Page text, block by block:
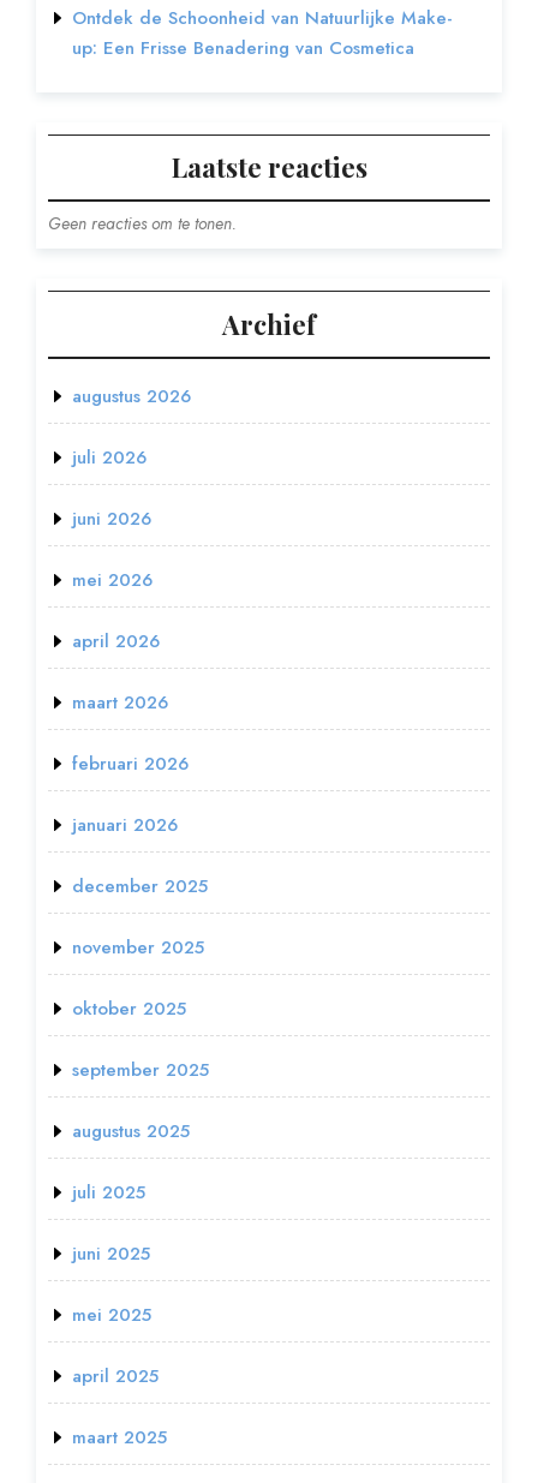
Ontdek de Schoonheid van Natuurlijke Make-
up: Een Frisse Benadering van Cosmetica
Laatste reacties
Geen reacties om te tonen.
Archief
augustus 2026
juli 2026
juni 2026
mei 2026
april 2026
maart 2026
februari 2026
januari 2026
december 2025
november 2025
oktober 2025
september 2025
augustus 2025
juli 2025
juni 2025
mei 2025
april 2025
maart 2025